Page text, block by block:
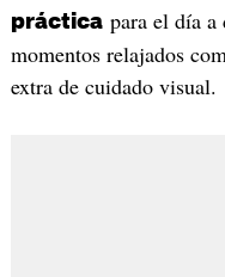
prácticapara el día a
momentos relajados
extra de cuidado visual.